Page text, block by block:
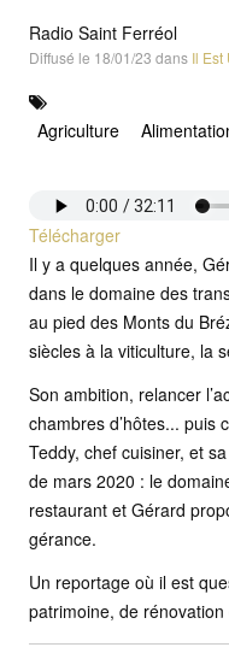
Radio Saint Ferréol
Diffusé le 18/01/23 dans Il Est
Agriculture
Télécharger
Il y a quelques année,
dans le domaine des
au pied des Monts du
siècles à la viticulture, la
Son ambition, relancer
chambres d’hôtes... puis
Teddy, chef cuisiner, et
de mars 2020 : le
restaurant et Gérard
gérance.
Un reportage où il est
patrimoine, de rénovation